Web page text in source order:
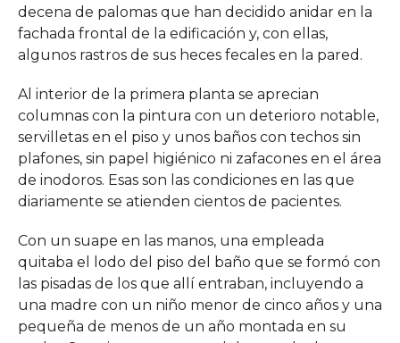
decena de palomas que han decidido anidar en la
fachada frontal de la edificación y, con ellas,
algunos rastros de sus heces fecales en la pared.
Al interior de la primera planta se aprecian
columnas con la pintura con un deterioro notable,
servilletas en el piso y unos baños con techos sin
plafones, sin papel higiénico ni zafacones en el área
de inodoros. Esas son las condiciones en las que
diariamente se atienden cientos de pacientes.
Con un suape en las manos, una empleada
quitaba el lodo del piso del baño que se formó con
las pisadas de los que allí entraban, incluyendo a
una madre con un niño menor de cinco años y una
pequeña de menos de un año montada en su